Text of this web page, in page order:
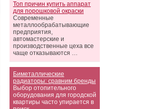
Топ причин купить аппарат
для порошковой окраски
Современные
металлообрабатывающие
предприятия,
автомастерские и
производственные цеха все
чаще отказываются …
Биметаллические
радиаторы: сравним бренды
Выбор отопительного
оборудования для городской
квартиры часто упирается в